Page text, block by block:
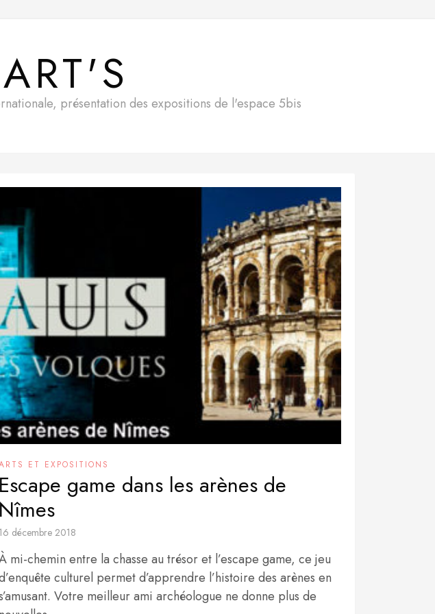
présentation des expositions de l'espace 5bis
ET EXPOSITIONS
Escape game dans les arènes de
Nîmes
16 décembre 2018
mi-chemin entre la chasse au trésor et l’escape game, ce jeu
culturel permet d’apprendre l’histoire des arènes en
Votre meilleur ami archéologue ne donne plus de